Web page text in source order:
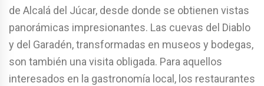
de Alcalá del Júcar, desde donde se obtienen vistas
panorámicas impresionantes. Las cuevas del Diablo
y del Garadén, transformadas en museos y bodegas,
son también una visita obligada. Para aquellos
interesados en la gastronomía local, los restaurantes